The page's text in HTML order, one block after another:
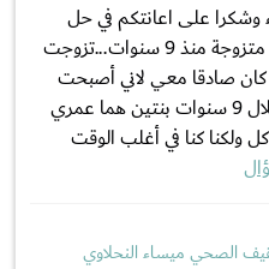
وشكرا على اعانتكم في حل
مشاكلنا...انا امرأة عمري 41 سنة متزوجة منذ 9 سنوات...تزوجت
صادقا معي لاني أصبحت
اشك في مشاعره نحوي...انجبنا خلال 9 سنوات بنتين هما عمري
ولكنا كنا في أغلب الوقت
الصحي ميساء النحلاوي